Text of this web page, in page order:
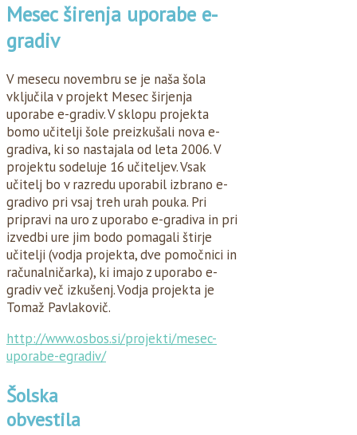
Mesec širenja uporabe e-
gradiv
V mesecu novembru se je naša šola
vključila v projekt Mesec širjenja
uporabe e-gradiv. V sklopu projekta
bomo učitelji šole preizkušali nova e-
gradiva, ki so nastajala od leta 2006. V
projektu sodeluje 16 učiteljev. Vsak
učitelj bo v razredu uporabil izbrano e-
gradivo pri vsaj treh urah pouka. Pri
pripravi na uro z uporabo e-gradiva in pri
izvedbi ure jim bodo pomagali štirje
učitelji (vodja projekta, dve pomočnici in
računalničarka), ki imajo z uporabo e-
gradiv več izkušenj. Vodja projekta je
Tomaž Pavlakovič.
http://www.osbos.si/projekti/mesec-
uporabe-egradiv/
Šolska
obvestila